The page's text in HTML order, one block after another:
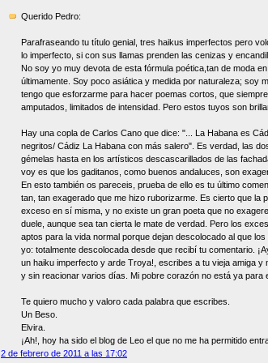
Querido Pedro:
Parafraseando tu título genial, tres haikus imperfectos pero
lo imperfecto, si con sus llamas prenden las cenizas y
No soy yo muy devota de esta fórmula poética,tan de moda
últimamente. Soy poco asiática y medida por naturaleza; soy
tengo que esforzarme para hacer poemas cortos, que
amputados, limitados de intensidad. Pero estos tuyos son
Hay una copla de Carlos Cano que dice: "... La Habana es
negritos/ Cádiz La Habana con más salero". Es verdad, las
gémelas hasta en los artísticos descascarillados de las
voy es que los gaditanos, como buenos andaluces, son
En esto también os pareceis, prueba de ello es tu último
tan, tan exagerado que me hizo ruborizarme. Es cierto que la
exceso en sí misma, y no existe un gran poeta que no
duele, aunque sea tan cierta le mate de verdad. Pero los
aptos para la vida normal porque dejan descolocado al que
yo: totalmente descolocada desde que recibí tu comentario.
un haiku imperfecto y arde Troya!, escribes a tu vieja amiga y
y sin reacionar varios días. Mi pobre corazón no está ya para
Te quiero mucho y valoro cada palabra que escribes.
Un Beso.
Elvira.
¡Ah!, hoy ha sido el blog de Leo el que no me ha permitido
2 de febrero de 2011 a las 17:02